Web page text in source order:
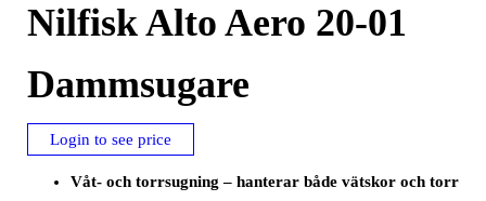
Nilfisk Alto Aero 20-01
Dammsugare
Login to see price
Våt- och torrsugning – hanterar både vätskor och torr